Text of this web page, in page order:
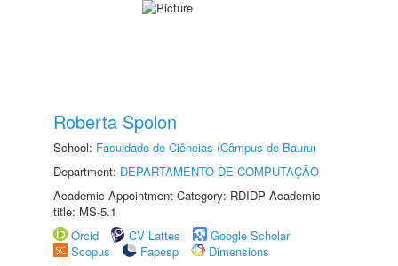
Roberta Spolon
School: Faculdade de Ciências (Câmpus de Bauru)
Department: DEPARTAMENTO DE COMPUTAÇÃO
Academic Appointment Category: RDIDP Academic
title: MS-5.1
Orcid
CV Lattes
Google Scholar
Scopus
Fapesp
Dimensions